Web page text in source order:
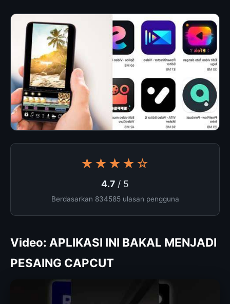
★★★★☆
4.7 / 5
Berdasarkan 834585 ulasan pengguna
Video: APLIKASI INI BAKAL MENJADI
PESAING CAPCUT